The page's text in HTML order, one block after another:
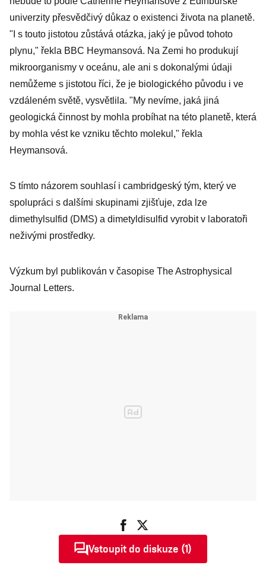
které vesmír
drží pohromadě
univerzity přesvědčivý důkaz o existenci života na planetě.
"I s touto jistotou zůstává otázka, jaký je původ tohoto
plynu," řekla BBC Heymansová. Na Zemi ho produkují
mikroorganismy v oceánu, ale ani s dokonalými údaji
nemůžeme s jistotou říci, že je biologického původu i ve
vzdáleném světě, vysvětlila. "My nevíme, jaká jiná
geologická činnost by mohla probíhat na této planetě, která
by mohla vést ke vzniku těchto molekul," řekla
Heymansová.
S tímto názorem souhlasí i cambridgeský tým, který ve
spolupráci s dalšími skupinami zjišťuje, zda lze
dimethylsulfid (DMS) a dimetyldisulfid vyrobit v laboratoři
neživými prostředky.
Výzkum byl publikován v časopise The Astrophysical
Journal Letters.
Vstoupit do diskuze (1)